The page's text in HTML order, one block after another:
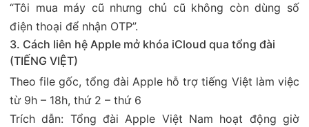
“Tôi mua máy cũ nhưng chủ cũ không còn dùng số
điện thoại để nhận OTP”.
3. Cách liên hệ Apple mở khóa iCloud qua tổng đài
(TIẾNG VIỆT)
Theo file gốc, tổng đài Apple hỗ trợ tiếng Việt làm việc
từ 9h – 18h, thứ 2 – thứ 6
Trích dẫn: Tổng đài Apple Việt Nam hoạt động giờ